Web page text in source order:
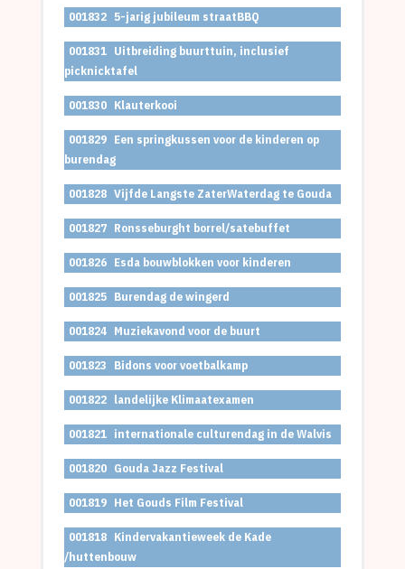
001832 5-jarig jubileum straatBBQ
001831 Uitbreiding buurttuin, inclusief
picknicktafel
001830 Klauterkooi
001829 Een springkussen voor de kinderen op
burendag
001828 Vijfde Langste ZaterWaterdag te Gouda
001827 Ronsseburght borrel/satebuffet
001826 Esda bouwblokken voor kinderen
001825 Burendag de wingerd
001824 Muziekavond voor de buurt
001823 Bidons voor voetbalkamp
001822 landelijke Klimaatexamen
001821 internationale culturendag in de Walvis
001820 Gouda Jazz Festival
001819 Het Gouds Film Festival
001818 Kindervakantieweek de Kade
/huttenbouw